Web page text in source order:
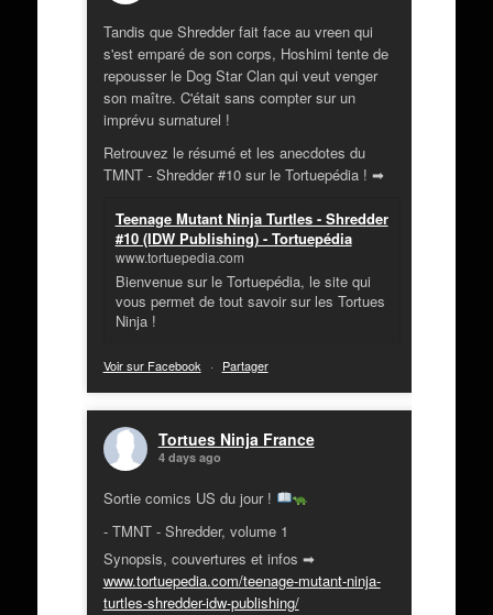
Tandis que Shredder fait face au vreen qui
s'est emparé de son corps, Hoshimi tente de
repousser le Dog Star Clan qui veut venger
son maître. C'était sans compter sur un
imprévu surnaturel !
Retrouvez le résumé et les anecdotes du
TMNT - Shredder #10 sur le Tortuepédia ! ➡
Teenage Mutant Ninja Turtles - Shredder
#10 (IDW Publishing) - Tortuepédia
www.tortuepedia.com
Bienvenue sur le Tortuepédia, le site qui
vous permet de tout savoir sur les Tortues
Ninja !
Voir sur Facebook · Partager
Tortues Ninja France
4 days ago
Sortie comics US du jour !
- TMNT - Shredder, volume 1
Synopsis, couvertures et infos ➡
www.tortuepedia.com/teenage-mutant-ninja-
turtles-shredder-idw-publishing/